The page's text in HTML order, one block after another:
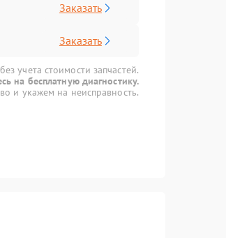
Заказать
Заказать
учета стоимости запчастей.
на бесплатную диагностику.
и укажем на неисправность.